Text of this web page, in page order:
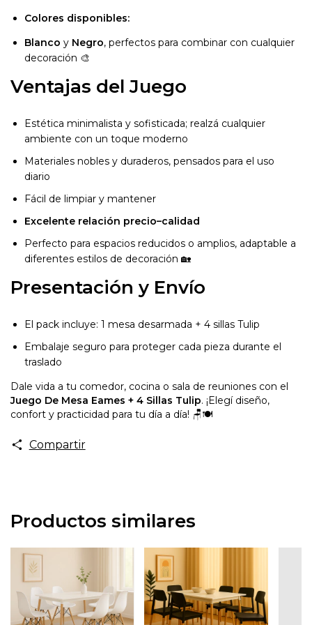
Colores disponibles:
Blanco y Negro, perfectos para combinar con cualquier
decoración 🎨
Ventajas del Juego
Estética minimalista y sofisticada; realzá cualquier
ambiente con un toque moderno
Materiales nobles y duraderos, pensados para el uso
diario
Fácil de limpiar y mantener
Excelente relación precio–calidad
Perfecto para espacios reducidos o amplios, adaptable a
diferentes estilos de decoración 🏡
Presentación y Envío
El pack incluye: 1 mesa desarmada + 4 sillas Tulip
Embalaje seguro para proteger cada pieza durante el
traslado
Dale vida a tu comedor, cocina o sala de reuniones con el
Juego De Mesa Eames + 4 Sillas Tulip. ¡Elegí diseño,
confort y practicidad para tu día a día! 🪑🍽️
Compartir
Productos similares